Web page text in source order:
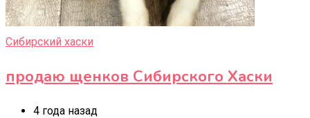
Сибирский хаски
продаю щенков Сибирского Хаски
4 года назад